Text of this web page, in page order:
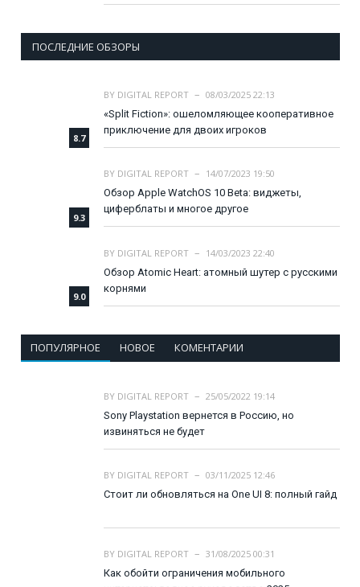
ПОСЛЕДНИЕ ОБЗОРЫ
8.7
BY DIGITAL REPORT
08/03/2025 22:13
«Split Fiction»: ошеломляющее кооперативное
приключение для двоих игроков
9.3
BY DIGITAL REPORT
14/07/2023 19:50
Обзор Apple WatchOS 10 Beta: виджеты,
циферблаты и многое другое
9.0
BY DIGITAL REPORT
14/03/2023 22:40
Обзор Atomic Heart: атомный шутер с русскими
корнями
ПОПУЛЯРНОЕ НОВОЕ КОМЕНТАРИИ
BY DIGITAL REPORT
25/05/2022 19:14
Sony Playstation вернется в Россию, но
извиняться не будет
BY DIGITAL REPORT
03/11/2025 12:46
Стоит ли обновляться на One UI 8: полный гайд
BY DIGITAL REPORT
31/08/2025 00:31
Как обойти ограничения мобильного